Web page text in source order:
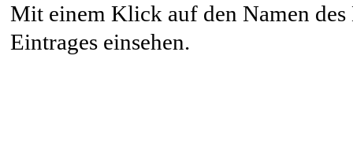
Mit einem Klick auf den Namen
Eintrages einsehen.